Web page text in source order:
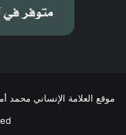
موقع العلامة الإنساني
©